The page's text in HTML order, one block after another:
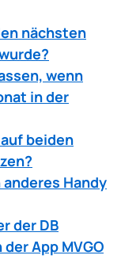
nächsten
wenn
in der
beiden
Handy
der DB
App MVGO